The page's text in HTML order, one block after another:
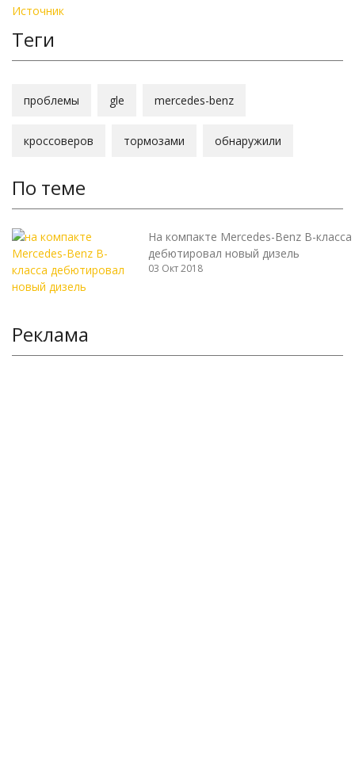
Источник
Теги
проблемы gle mercedes-benz
кроссоверов тормозами обнаружили
По теме
На компакте Mercedes-Benz B-класса
дебютировал новый дизель
03 Окт 2018
Реклама